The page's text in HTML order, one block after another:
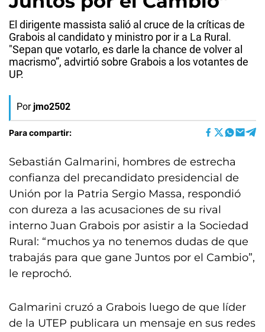
El dirigente massista salió al cruce de la críticas de
Grabois al candidato y ministro por ir a La Rural.
"Sepan que votarlo, es darle la chance de volver al
macrismo”, advirtió sobre Grabois a los votantes de
UP.
Por jmo2502
Para compartir:
Sebastián Galmarini, hombres de estrecha
confianza del precandidato presidencial de
Unión por la Patria Sergio Massa, respondió
con dureza a las acusaciones de su rival
interno Juan Grabois por asistir a la Sociedad
Rural: “muchos ya no tenemos dudas de que
trabajás para que gane Juntos por el Cambio”,
le reprochó.
Galmarini cruzó a Grabois luego de que líder
de la UTEP publicara un mensaje en sus redes